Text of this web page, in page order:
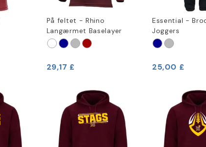
På feltet - Rhino
Langærmet Baselayer
29,17 £
Essential -
Joggers
25,00 £